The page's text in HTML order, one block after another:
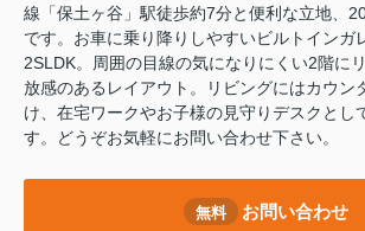
線「保土ヶ谷」駅徒歩約7分と便利な立地、
です。お車に乗り降りしやすいビルトインガ
2SLDK。周囲の目線の気になりにくい2階に
放感のあるレイアウト。リビングにはカウン
け、在宅ワークやお子様の見守りデスクとし
す。どうぞお気軽にお問い合わせ下さい。
無料 お問い合わせ